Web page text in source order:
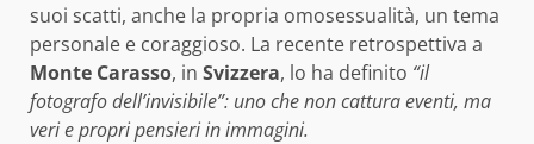
suoi scatti, anche la propria omosessualità, un tema
personale e coraggioso. La recente retrospettiva a
Monte Carasso, in Svizzera, lo ha definito “il
fotografo dell’invisibile”: uno che non cattura eventi, ma
veri e propri pensieri in immagini.